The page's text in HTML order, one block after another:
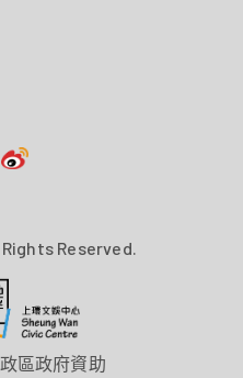
Reserved.
區政府資助